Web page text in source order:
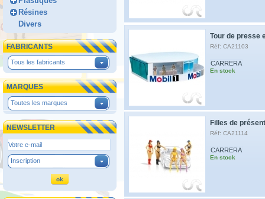
Résines
Divers
FABRICANTS
Tous les fabricants
MARQUES
Toutes les marques
NEWSLETTER
Inscription
Tour de presse
Réf: CA21103
CARRERA
En stock
Filles de
Réf: CA21114
CARRERA
En stock